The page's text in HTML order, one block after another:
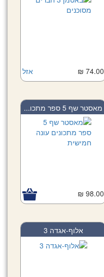
אזל 74.00 ₪
מאסטר שף 5 ספר מתכו...
98.00 ₪
אלוף-אגדה 3